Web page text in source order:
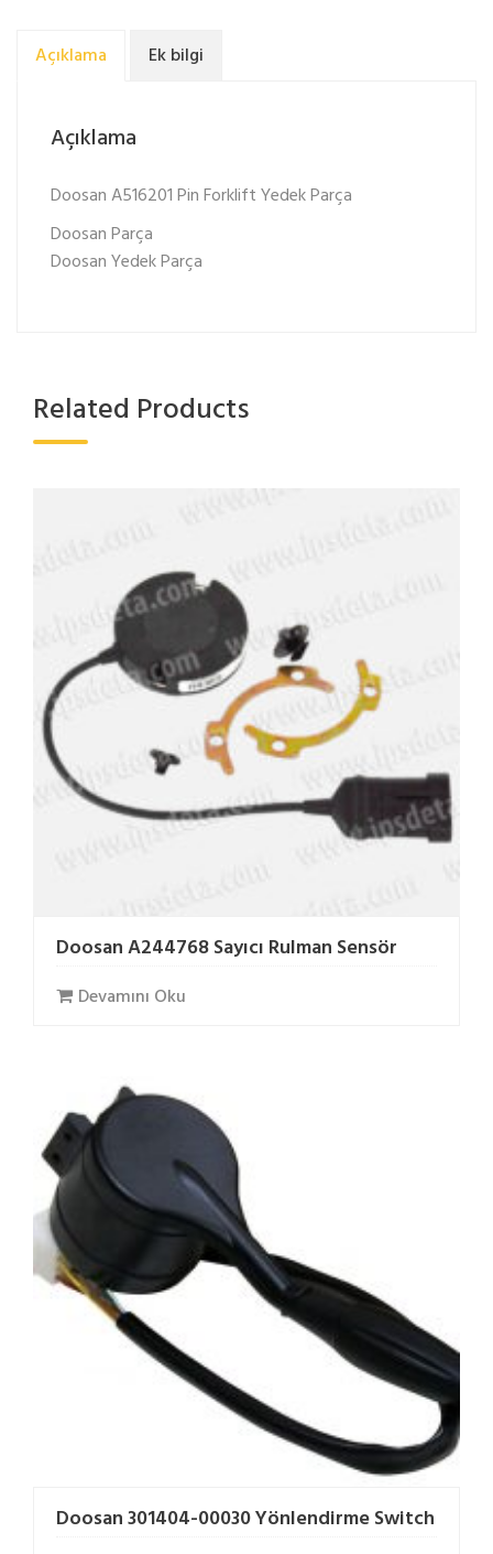
Açıklama Ek bilgi
Açıklama
Doosan A516201 Pin Forklift Yedek Parça
Doosan Parça
Doosan Yedek Parça
Related Products
Doosan A244768 Sayıcı Rulman Sensör
Devamını Oku
Doosan 301404-00030 Yönlendirme Switch